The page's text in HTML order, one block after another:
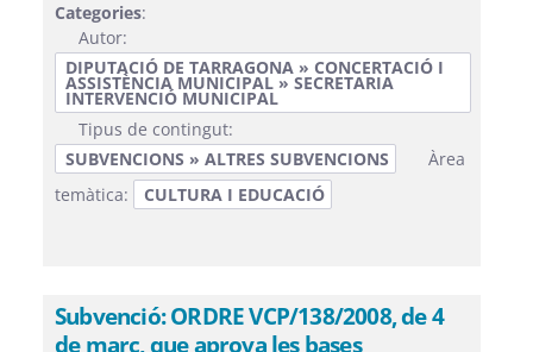
Categories:
Autor:
DIPUTACIÓ DE TARRAGONA » CONCERTACIÓ I
ASSISTÈNCIA MUNICIPAL » SECRETARIA
INTERVENCIÓ MUNICIPAL
Tipus de contingut:
SUBVENCIONS » ALTRES SUBVENCIONS
Àrea
temàtica:
CULTURA I EDUCACIÓ
Subvenció: ORDRE VCP/138/2008, de 4
de març, que aprova les bases